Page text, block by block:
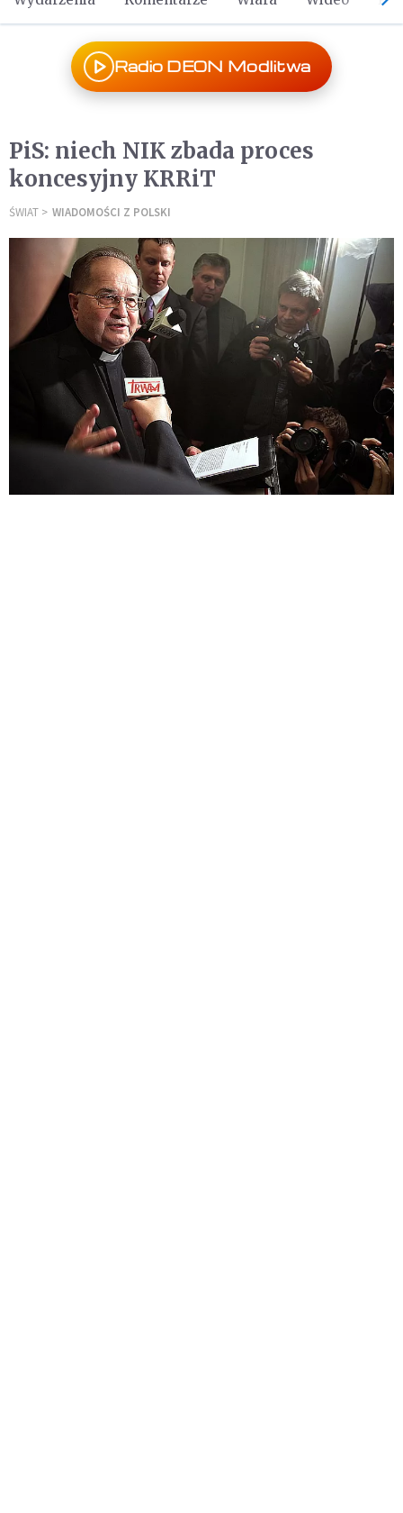
Radio DEON Modlitwa
PiS: niech NIK zbada proces
koncesyjny KRRiT
ŚWIAT WIADOMOŚCI Z POLSKI